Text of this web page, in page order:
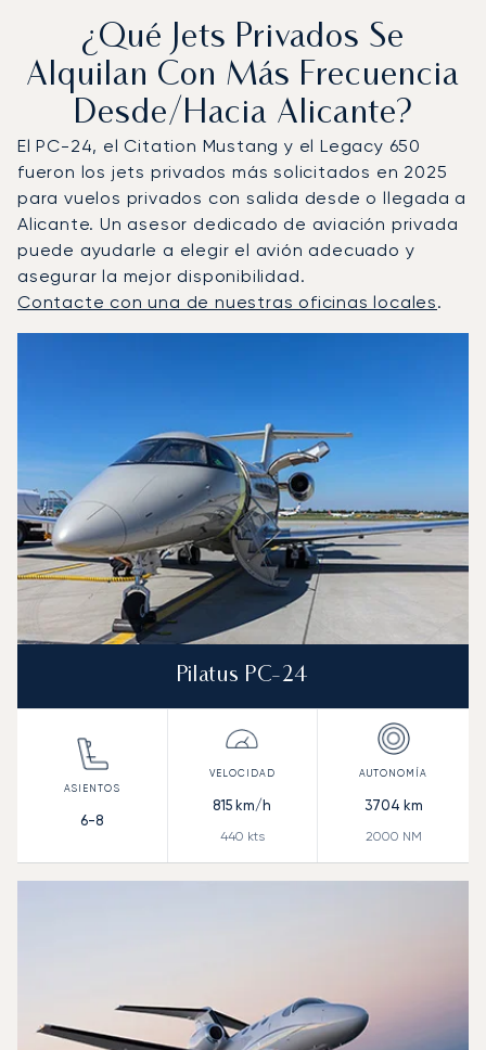
¿Qué Jets Privados Se
Alquilan Con Más Frecuencia
Desde/hacia Alicante?
El PC-24, el Citation Mustang y el Legacy 650
fueron los jets privados más solicitados en 2025
para vuelos privados con salida desde o llegada a
Alicante. Un asesor dedicado de aviación privada
puede ayudarle a elegir el avión adecuado y
asegurar la mejor disponibilidad.
Contacte con una de nuestras oficinas locales.
Pilatus PC-24
6-8
815 km/h
440 kts
3704 km
2000 NM